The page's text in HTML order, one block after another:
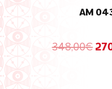
AM
348,00€